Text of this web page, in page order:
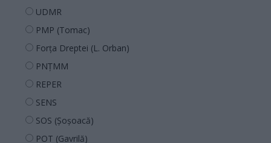
UDMR
PMP (Tomac)
Forța Dreptei (L. Orban)
PNȚMM
REPER
SENS
SOS (Șoșoacă)
POT (Gavrilă)